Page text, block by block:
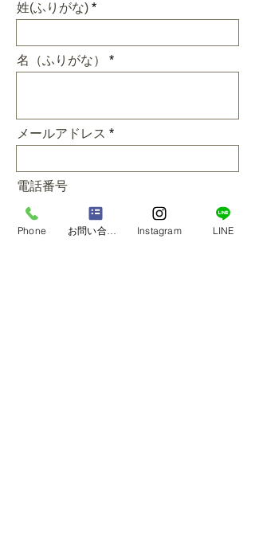
姓(ふりがな)
名（ふりがな）
メールアドレス
電話番号
お問合せ内容
Phone お問い合わせフォーム Instagram LINE